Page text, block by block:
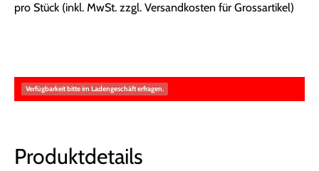
pro Stück (inkl. MwSt. zzgl. Versandkosten für Grossartikel)
Verfügbarkeit bitte im Ladengeschäft erfragen.
Produktdetails